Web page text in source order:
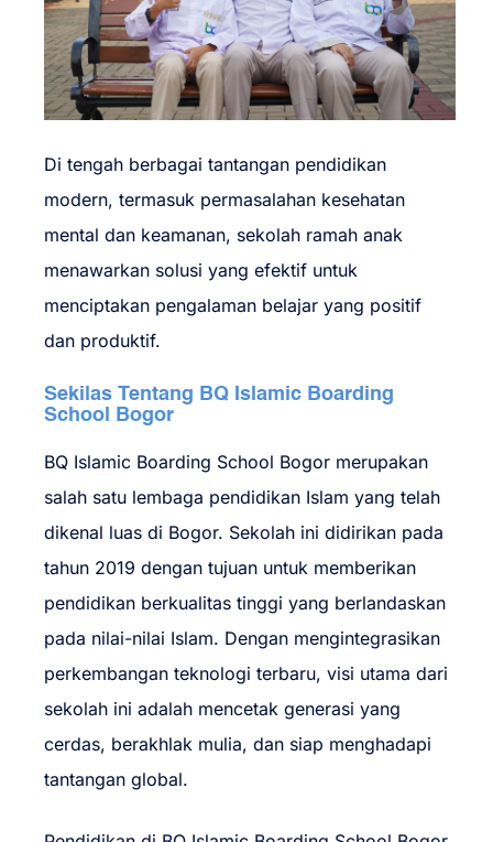
Di tengah berbagai tantangan pendidikan
modern, termasuk permasalahan kesehatan
mental dan keamanan, sekolah ramah anak
menawarkan solusi yang efektif untuk
menciptakan pengalaman belajar yang positif
dan produktif.
Sekilas Tentang BQ Islamic Boarding
School Bogor
BQ Islamic Boarding School Bogor merupakan
salah satu lembaga pendidikan Islam yang telah
dikenal luas di Bogor. Sekolah ini didirikan pada
tahun 2019 dengan tujuan untuk memberikan
pendidikan berkualitas tinggi yang berlandaskan
pada nilai-nilai Islam. Dengan mengintegrasikan
perkembangan teknologi terbaru, visi utama dari
sekolah ini adalah mencetak generasi yang
cerdas, berakhlak mulia, dan siap menghadapi
tantangan global.